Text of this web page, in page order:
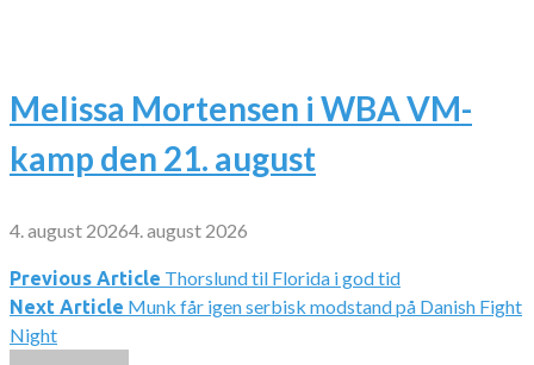
Melissa Mortensen i WBA VM-
kamp den 21. august
4. august 20264. august 2026
Indlægsnavigation
Previous Article Thorslund til Florida i god tid
Next Article Munk får igen serbisk modstand på Danish Fight
Night